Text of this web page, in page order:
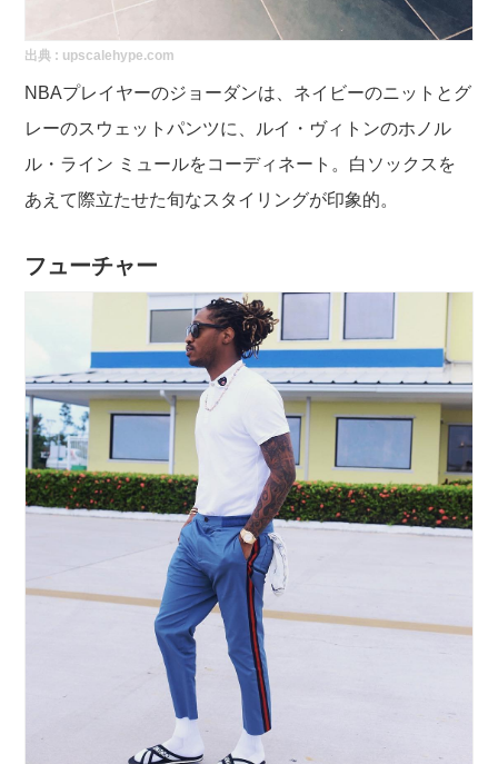
出典 : upscalehype.com
NBAプレイヤーのジョーダンは、ネイビーのニットとグ
レーのスウェットパンツに、ルイ・ヴィトンのホノル
ル・ライン ミュールをコーディネート。白ソックスを
あえて際立たせた旬なスタイリングが印象的。
フューチャー